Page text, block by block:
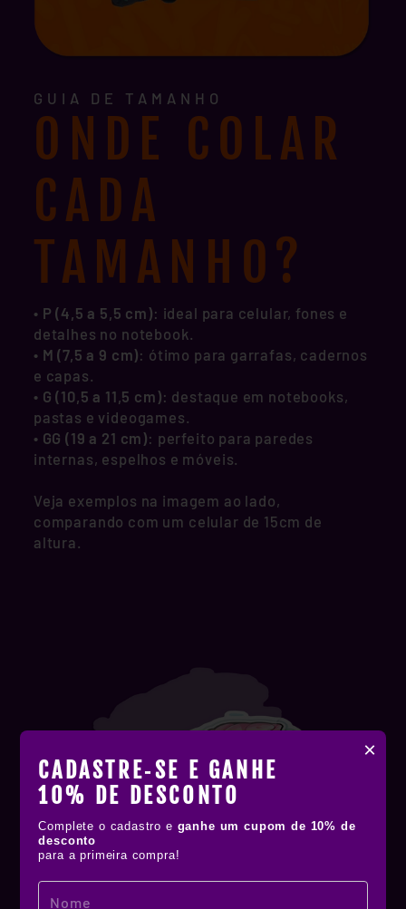
×
CADASTRE‑SE E GANHE
10% DE DESCONTO
Complete o cadastro e ganhe um cupom de 10% de
desconto
para a primeira compra!
GUIA DE TAMANHO
ONDE COLAR
CADA
TAMANHO?
• P (4,5 a 5,5 cm): ideal para celular, fones e
detalhes no notebook.
• M (7,5 a 9 cm): ótimo para garrafas, cadernos
e capas.
• G (10,5 a 11,5 cm): destaque em notebooks,
pastas e videogames.
• GG (19 a 21 cm): perfeito para paredes
internas, espelhos e móveis.
Veja exemplos na imagem ao lado,
comparando com um celular de 15cm de
altura.